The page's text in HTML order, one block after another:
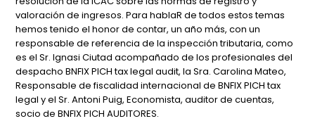
valoración de ingresos. Para hablaR de todos estos temas
hemos tenido el honor de contar, un año más, con un
responsable de referencia de la inspección tributaria, como
es el Sr. Ignasi Ciutad acompañado de los profesionales del
despacho BNFIX PICH tax legal audit, la Sra. Carolina Mateo,
Responsable de fiscalidad internacional de BNFIX PICH tax
legal y el Sr. Antoni Puig, Economista, auditor de cuentas,
socio de BNFIX PICH AUDITORES.